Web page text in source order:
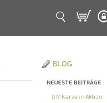
BLOG
NEUESTE BEITRÄGE
DIY Kerze in Aktion